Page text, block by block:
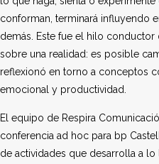
conforman, terminará influyendo
demás. Este fue el hilo
sobre una realidad: es posible
reflexionó en torno a conceptos
emocional y productividad.
El equipo de Respira
conferencia ad hoc para bp
de actividades que desarrolla a